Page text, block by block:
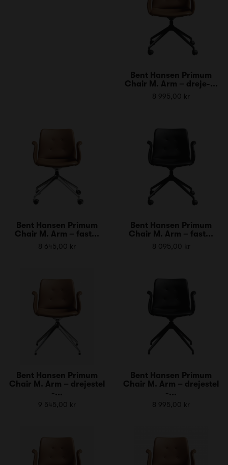
Bent Hansen Primum
Chair M. Arm – dreje-...
8 995,00 kr
Bent Hansen Primum
Chair M. Arm – fast...
8 645,00 kr
Bent Hansen Primum
Chair M. Arm – fast...
8 095,00 kr
Bent Hansen Primum
Chair M. Arm – drejestel
-...
9 545,00 kr
Bent Hansen Primum
Chair M. Arm – drejestel
-...
8 995,00 kr